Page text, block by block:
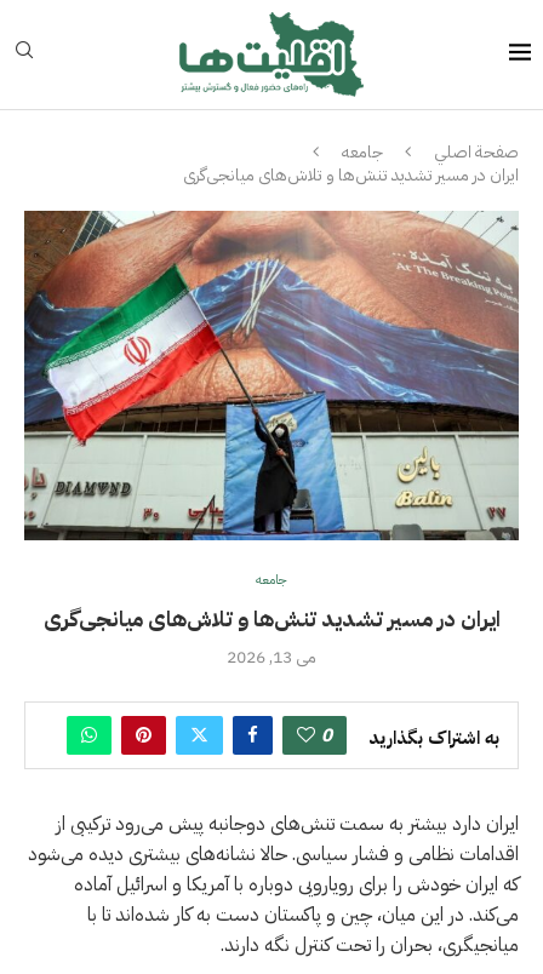
صفحة اصلي
جامعه
ايران در مسیر تشدید تنش‌ها و تلاش‌های میانجی‌گری
جامعه
ايران در مسیر تشدید تنش‌ها و تلاش‌های میانجی‌گری
می 13, 2026
به اشتراک بگذارید 0
ایران دارد بیشتر به سمت تنش‌‌های دوجانبه پیش می‌رود ترکیبی از
اقدامات نظامی و فشار سیاسی. حالا نشانه‌های بیشتری دیده می‌شود
که ایران خودش را برای رویارویی دوباره با آمریکا و اسرائیل آماده
می‌کند. در این میان، چین و پاکستان دست به کار شده‌اند تا با
میانجیگری، بحران را تحت کنترل نگه دارند.